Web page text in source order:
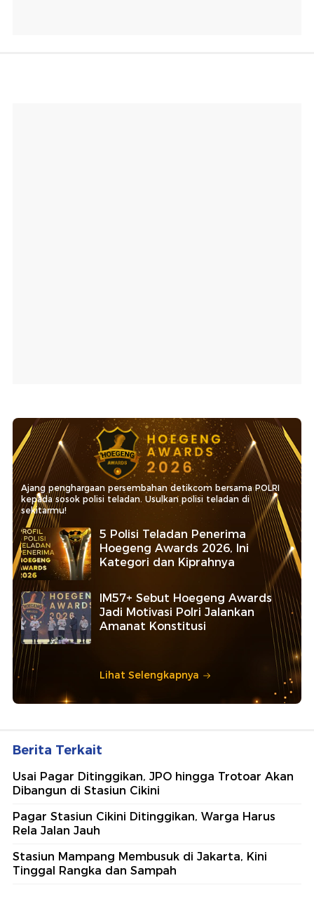
Ajang penghargaan persembahan detikcom bersama POLRI
kepada sosok polisi teladan. Usulkan polisi teladan di
sekitarmu!
5 Polisi Teladan Penerima
Hoegeng Awards 2026, Ini
Kategori dan Kiprahnya
IM57+ Sebut Hoegeng Awards
Jadi Motivasi Polri Jalankan
Amanat Konstitusi
Lihat Selengkapnya
Berita Terkait
Usai Pagar Ditinggikan, JPO hingga Trotoar Akan
Dibangun di Stasiun Cikini
Pagar Stasiun Cikini Ditinggikan, Warga Harus
Rela Jalan Jauh
Stasiun Mampang Membusuk di Jakarta, Kini
Tinggal Rangka dan Sampah